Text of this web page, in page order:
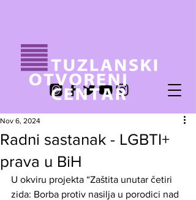
Radni sastanak - LGBTI+
prava u BiH
Nov 6, 2024
U okviru projekta “Zaštita unutar četiri
zida: Borba protiv nasilja u porodici nad